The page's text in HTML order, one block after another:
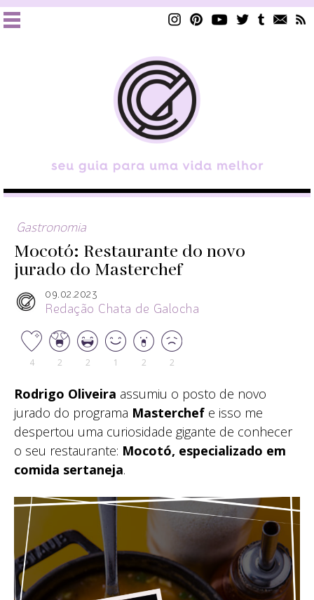
Gastronomia
Mocotó: Restaurante do novo
jurado do Masterchef
09.02.2023
Redação Chata de Galocha
4 2 2 1 2 2
Rodrigo Oliveira assumiu o posto de novo
jurado do programa Masterchef e isso me
despertou uma curiosidade gigante de conhecer
o seu restaurante: Mocotó, especializado em
comida sertaneja.